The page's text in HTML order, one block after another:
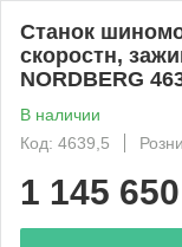
Станок
скоростн,
NORDBERG
В наличии
Код: 4639,5
1 145 650